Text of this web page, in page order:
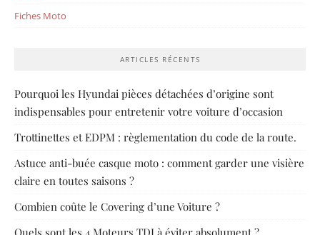
Fiches Moto
ARTICLES RÉCENTS
Pourquoi les Hyundai pièces détachées d’origine sont
indispensables pour entretenir votre voiture d’occasion
Trottinettes et EDPM : règlementation du code de la route.
Astuce anti-buée casque moto : comment garder une visière
claire en toutes saisons ?
Combien coûte le Covering d’une Voiture ?